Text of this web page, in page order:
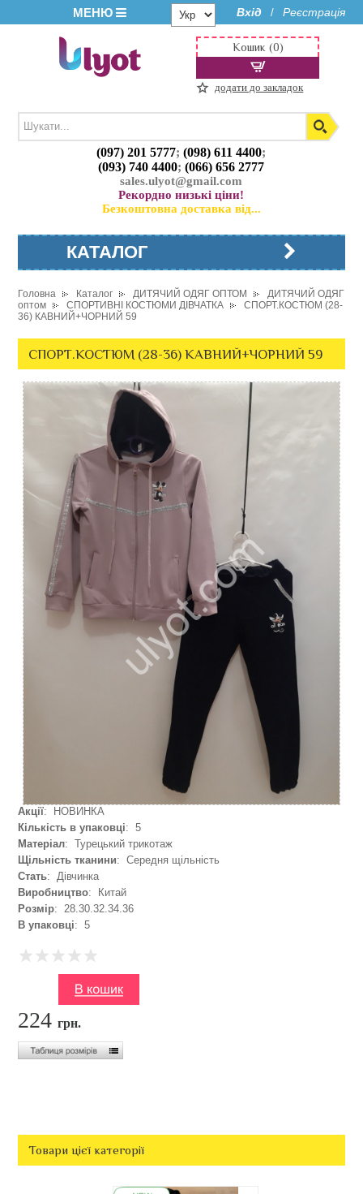
МЕНЮ Вхід / Реєстрація
(097) 201 5777;(098) 611 4400;
(093) 740 4400;(066) 656 2777
sales.ulyot@gmail.com
Рекордно низькі ціни!
Безкоштовна доставка від...
Кошик (0)
додати до закладок
КАТАЛОГ
Головна Каталог ДИТЯЧИЙ ОДЯГ ОПТОМ
ДИТЯЧИЙ ОДЯГ
оптом
СПОРТИВНІ КОСТЮМИ ДІВЧАТКА
СПОРТ.КОСТЮМ (28-
36) КАВНИЙ+ЧОРНИЙ 59
СПОРТ.КОСТЮМ (28-36) КАВНИЙ+ЧОРНИЙ 59
Акції: НОВИНКА
Кількість в упаковці: 5
Матеріал: Турецький трикотаж
Щільність тканини: Середня щільність
Стать: Дівчинка
Виробництво: Китай
Розмір: 28.30.32.34.36
В упаковці: 5
224грн.
Товари цієї категорії